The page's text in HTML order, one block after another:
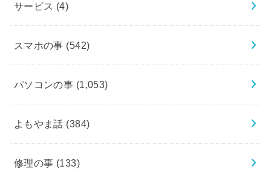
サービス (4)
スマホの事 (542)
パソコンの事 (1,053)
よもやま話 (384)
修理の事 (133)